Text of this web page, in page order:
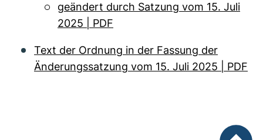
geändert durch Satzung vom 15. Juli
2025 | PDF
Text der Ordnung in der Fassung der
Änderungssatzung vom 15. Juli 2025 | PDF